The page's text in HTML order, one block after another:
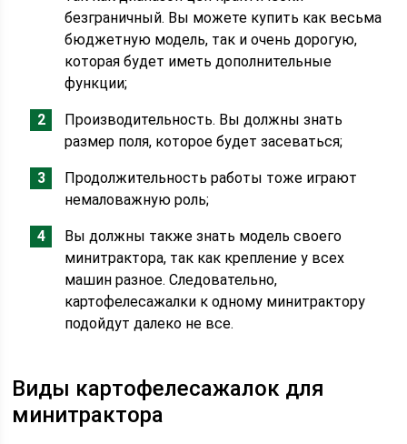
безграничный. Вы можете купить как весьма
бюджетную модель, так и очень дорогую,
которая будет иметь дополнительные
функции;
Производительность. Вы должны знать
размер поля, которое будет засеваться;
Продолжительность работы тоже играют
немаловажную роль;
Вы должны также знать модель своего
минитрактора, так как крепление у всех
машин разное. Следовательно,
картофелесажалки к одному минитрактору
подойдут далеко не все.
Виды картофелесажалок для
минитрактора